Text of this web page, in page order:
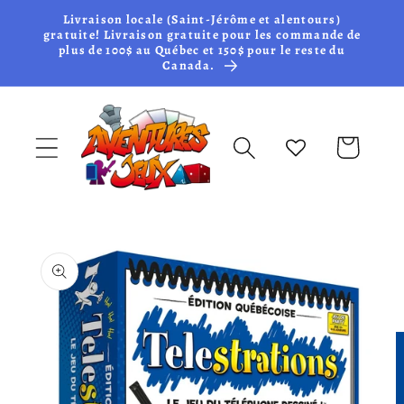
et passer
au
contenu
Livraison locale (Saint-Jérôme et alentours)
gratuite! Livraison gratuite pour les commande de
plus de 100$ au Québec et 150$ pour le reste du
Canada.
Panier
informations
produits